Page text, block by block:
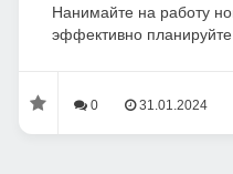
Нанимайте на работу
эффективно
0 31.01.2024